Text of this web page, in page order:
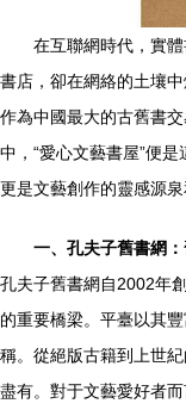
在互聯網時代，實
書店，卻在網絡的土壤
作為中國最大的古舊書
中，“愛心文藝書屋”便
更是文藝創作的靈感源泉
一、孔夫子舊書網
孔夫子舊書網自2002年
的重要橋梁。平臺以其
稱。從絕版古籍到上世
盡有。對于文藝愛好者